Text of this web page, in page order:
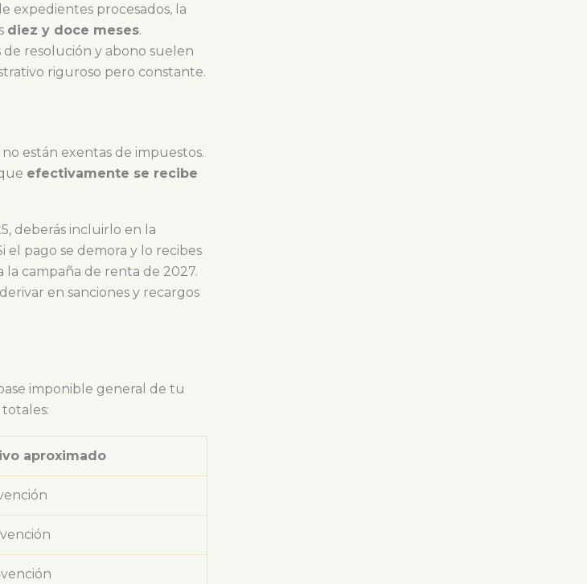
expedientes procesados, la
diez y doce meses.
resolución y abono suelen
riguroso pero constante.
están exentas de impuestos.
efectivamente se recibe
deberás incluirlo en la
el pago se demora y lo recibes
la campaña de renta de 2027.
en sanciones y recargos
imponible general de tu
aproximado